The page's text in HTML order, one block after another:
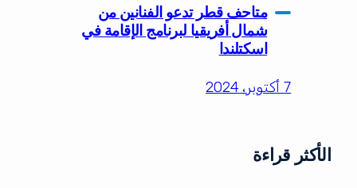
متاحف قطر تدعو الفنانين من
شمال أفريقيا لبرنامج الإقامة في
اسكتلندا
7 أكتوبر، 2024
الأكثر قراءة